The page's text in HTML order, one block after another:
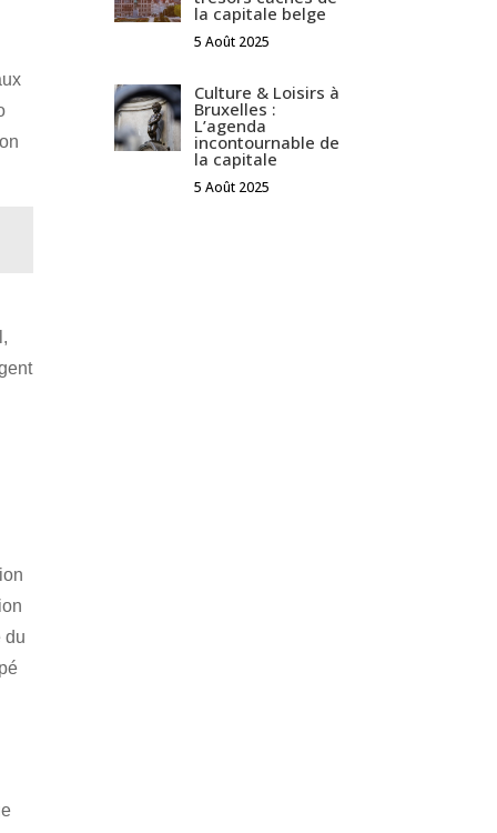
du
la capitale belge
5 Août 2025
Culture & Loisirs à
Bruxelles :
L’agenda
incontournable de
la capitale
5 Août 2025